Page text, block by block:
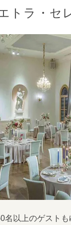
トラ・セ
名以上のゲスト